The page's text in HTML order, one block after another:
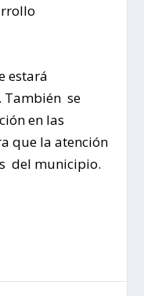
estará
También se
en las
que la atención
del municipio.